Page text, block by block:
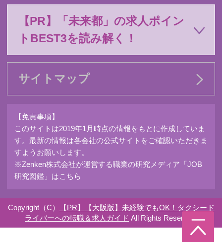
【PR】「未来都」の求人ポイン
トBEST3を読み解く！
サイトマップ
【免責事項】
このサイトは2019年1月時点の情報をもとに作成していま
す。最新の情報は各会社の公式サイトをご確認いただきま
すようお願いします。
※Zenken株式会社が運営する職業の研究メディア「JOB
研究図鑑」はこちら
Copyright（C）
【大阪版】未経験でもOK！タクシード
ライバーへの転職＆求人ガイド All Rights Reserved.